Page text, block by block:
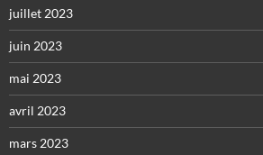
juillet 2023
juin 2023
mai 2023
avril 2023
mars 2023